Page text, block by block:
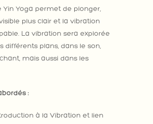
Yin Yoga permet de plonger,
plus clair et la vibration
La vibration sera explorée
différents plans, dans le son,
mais aussi dans les
:
à la Vibration et lien